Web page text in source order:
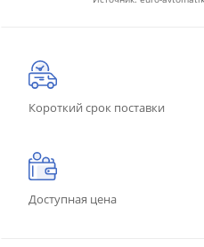
Короткий срок поставки
Доступная цена